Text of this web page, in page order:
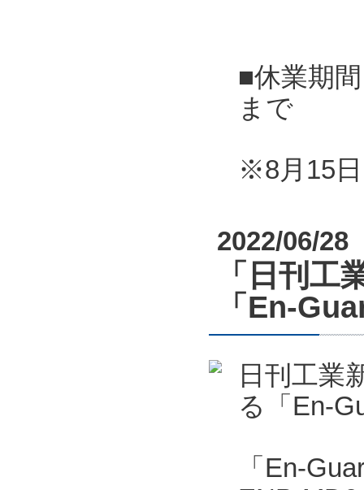
■休業期
まで
※8月15
2022/06/28
「日刊工
「En-
日刊工業
る「En-
「En-